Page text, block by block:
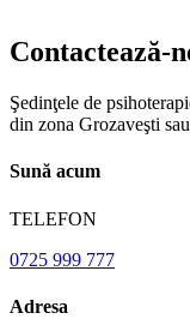
Contactează-
Şedinţele de
din zona Grozaveşti
Sună acum
TELEFON
0725 999 777
Adresa